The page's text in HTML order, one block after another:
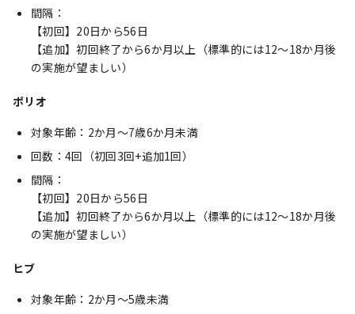
間隔：
【初回】20日から56日
【追加】初回終了から6か月以上（標準的には12～18か月後
の実施が望ましい）
ポリオ
対象年齢：2か月～7歳6か月未満
回数：4回（初回3回+追加1回）
間隔：
【初回】20日から56日
【追加】初回終了から6か月以上（標準的には12～18か月後
の実施が望ましい）
ヒブ
対象年齢：2か月～5歳未満